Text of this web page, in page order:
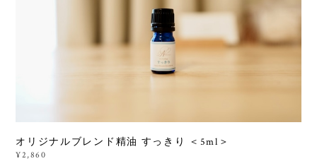
オリジナルブレンド精油 すっきり ＜5ml＞
¥2,860